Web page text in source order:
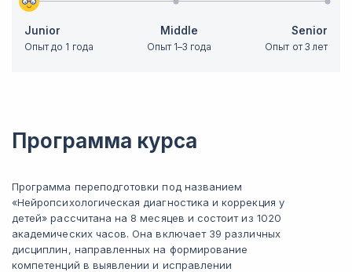
Junior
Опыт до 1 года
Middle
Опыт 1–3 года
Senior
Опыт от 3 лет
Программа курса
Программа переподготовки под названием
«Нейропсихологическая диагностика и коррекция у
детей» рассчитана на 8 месяцев и состоит из 1020
академических часов. Она включает 39 различных
дисциплин, направленных на формирование
компетенций в выявлении и исправлении